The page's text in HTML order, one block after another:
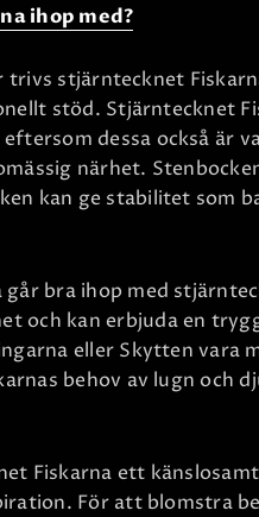
ihop med?
stjärntecknet
stöd. Stjärntecknet
dessa också är
närhet.
kan ge stabilitet som
bra ihop med
och kan erbjuda en
eller Skytten vara
behov av lugn och
Fiskarna ett
För att blomstra